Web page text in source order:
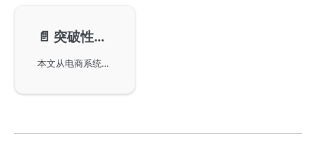
📄️ 突破性能瓶颈：Go语言实现电商系统千万级数据分库分表实战
本文从电商系统业务实战场景出发，以Go语言和MySQL数据库为例，详细介绍针对业务数据库分库分表的设计思路和具体实现方法，帮助开发者轻松应对大数据量挑战。